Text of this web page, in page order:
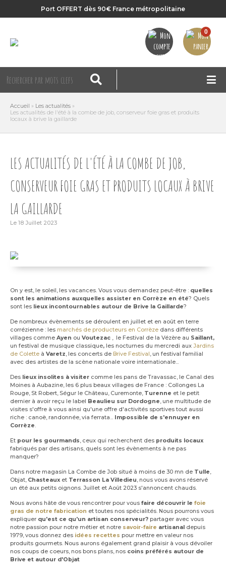
Port OFFERT dès 90€ France métropolitaine
0
Accueil » Les actualités »
Les actualités de l'été à la combe de job, conserveur foie gras et produits
locaux à brive la gaillarde
LES ACTUALITÉS DE L'ÉTÉ À LA COMBE DE JOB,
CONSERVEUR FOIE GRAS ET PRODUITS LOCAUX À BRIVE
LA GAILLARDE
Le 18 Juillet 2023
On y est, le soleil, les vacances. Vous vous demandez peut-être : quelles
sont les animations auxquelles assister en Corrèze en été? Quels
sont les lieux incontournables autour de Brive la Gaillarde?
De nombreux évènements se déroulent en juillet et en août en terre
corrézienne : les marchés de producteurs en Corrèze dans différents
villages comme Ayen ou Voutezac , le Festival de la Vézère au Saillant,
un festival de musique classique, les nocturnes du mercredi aux Jardins
de Colette à Varetz, les concerts de Brive Festival, un festival familial
avec des artistes de la scène nationale voire internationale...
Des lieux insolites à visiter comme les pans de Travassac, le Canal des
Moines à Aubazine, les 6 plus beaux villages de France : Collonges La
Rouge, St Robert, Ségur le Château, Curemonte, Turenne et le petit
dernier à avoir reçu le label Beaulieu sur Dordogne, une multitude de
visites s'offre à vous ainsi qu'une offre d'activités sportives tout aussi
riche : canoë, randonnée, via ferrata... Impossible de s'ennuyer en
Corrèze.
Et pour les gourmands, ceux qui recherchent des produits locaux
fabriqués par des artisans, quels sont les évènements à ne pas
manquer?
Dans notre magasin La Combe de Job situé à moins de 30 mn de Tulle,
Objat, Chasteaux et Terrasson La Villedieu, nous vous avons réservé
un été aux petits oignons. Juillet et Août 2023 s'annoncent chauds.
Nous avons hâte de vous rencontrer pour vous faire découvrir le foie
gras de notre fabrication et toutes nos spécialités. Nous pourrons vous
expliquer qu'est ce qu'un artisan conserveur? partager avec vous
notre passion pour notre métier et notre savoir-faire artisanal depuis
1979, vous donnez des idées recettes pour mettre en valeur nos
produits gourmets. Nous aurons également grand plaisir à vous dévoiler
nos coups de coeurs, nos bons plans, nos coins préférés autour de
Brive et autour d'Objat